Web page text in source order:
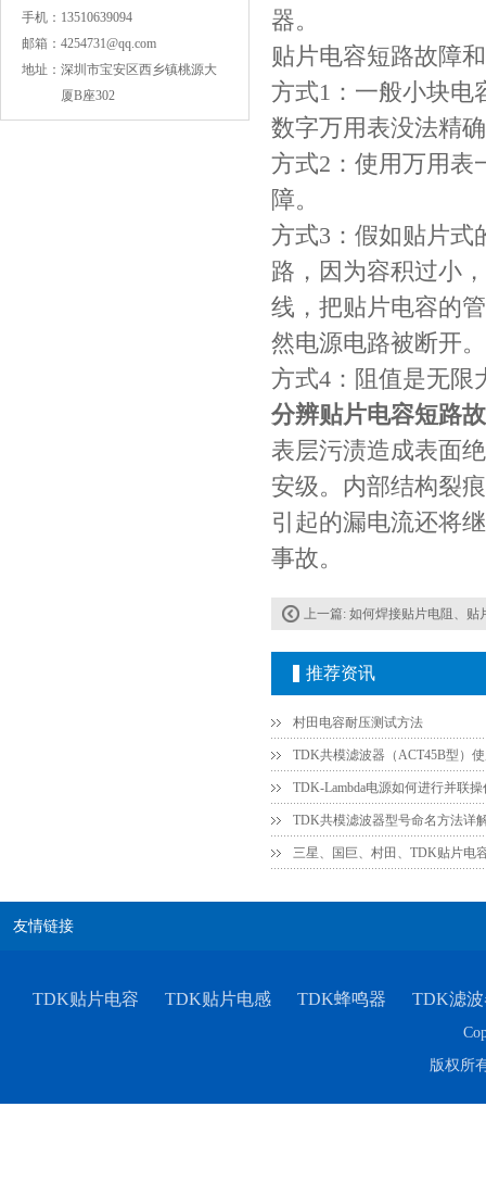
手机： 13510639094
邮箱： 4254731@qq.com
地址： 深圳市宝安区西乡镇桃源大
厦B座302
器。
贴片电容短路故障
方式1：一般小块电
数字万用表没法精
方式2：使用万用表
障。
方式3：假如贴片式
路，因为容积过小
线，把贴片电容的
然电源电路被断开
方式4：阻值是无限
分辨贴片电容短路
表层污渍造成表面
安级。内部结构裂
引起的漏电流还将
事故。
上一篇: 如何焊接贴片电阻、贴
推荐资讯
村田电容耐压测试方法
TDK共模滤波器（ACT45B型）
TDK共模滤波器型号命名方法详
三星、国巨、村田、TDK贴片电
友情链接
TDK贴片电容 TDK贴片电感 TDK蜂鸣器 TDK滤
版权所